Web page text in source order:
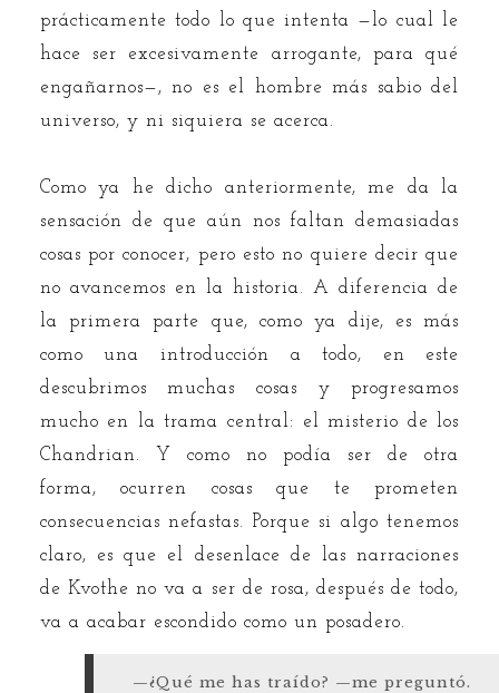
prácticamente todo lo que intenta —lo cual le
hace ser excesivamente arrogante, para qué
engañarnos—, no es el hombre más sabio del
universo, y ni siquiera se acerca.
Como ya he dicho anteriormente, me da la
sensación de que aún nos faltan demasiadas
cosas por conocer, pero esto no quiere decir que
no avancemos en la historia. A diferencia de
la primera parte que, como ya dije, es más
como una introducción a todo, en este
descubrimos muchas cosas y progresamos
mucho en la trama central: el misterio de los
Chandrian. Y como no podía ser de otra
forma, ocurren cosas que te prometen
consecuencias nefastas. Porque si algo tenemos
claro, es que el desenlace de las narraciones
de Kvothe no va a ser de rosa, después de todo,
va a acabar escondido como un posadero.
—¿Qué me has traído? —me preguntó.